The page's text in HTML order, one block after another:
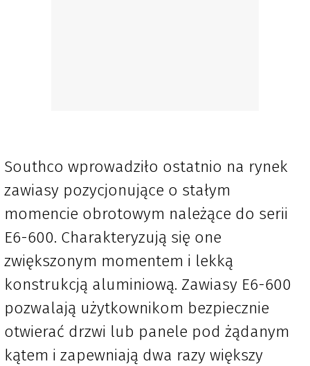
Southco wprowadziło ostatnio na rynek
zawiasy pozycjonujące o stałym
momencie obrotowym należące do serii
E6-600. Charakteryzują się one
zwiększonym momentem i lekką
konstrukcją aluminiową. Zawiasy E6-600
pozwalają użytkownikom bezpiecznie
otwierać drzwi lub panele pod żądanym
kątem i zapewniają dwa razy większy